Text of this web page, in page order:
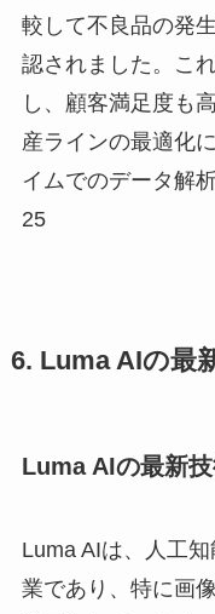
較して不良品の発
認されました。こ
し、顧客満足度も
産ラインの最適化
イムでのデータ解
25
6. Luma AIの最
Luma AIの最新
Luma AIは、人工
業であり、特に画